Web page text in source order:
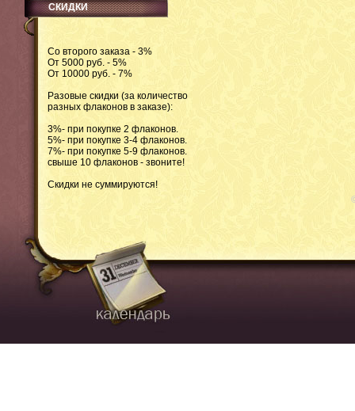
СКИДКИ
Со второго заказа - 3%
От 5000 руб. - 5%
От 10000 руб. - 7%
Разовые скидки (за количество
разных флаконов в заказе):
3%- при покупке 2 флаконов.
5%- при покупке 3-4 флаконов.
7%- при покупке 5-9 флаконов.
свыше 10 флаконов - звоните!
Скидки не суммируются!